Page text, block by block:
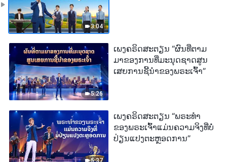
3:04
5:26
ເພງຄຣິດສະຕຽນ “ຜົນທີ່ຕາມ
ມາຂອງການທີ່ມະນຸດຊາດສູນ
ເສຍການຊີ້ນຳຂອງພຣະເຈົ້າ”
5:37
ເພງຄຣິດສະຕຽນ “ພຣະທຳ
ຂອງພຣະເຈົ້າແມ່ນຄວາມຈິງທີ່ບໍ່
ປ່ຽນແປງຕະຫຼອດການ”